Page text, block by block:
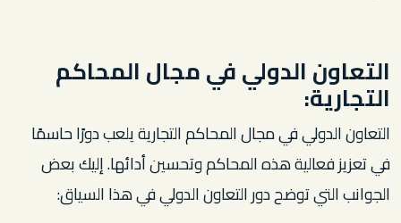
التعاون الدولي في مجال المحاكم
التجارية:
التعاون الدولي في مجال المحاكم التجارية يلعب دورًا حاسمًا
في تعزيز فعالية هذه المحاكم وتحسين أدائها. إليك بعض
الجوانب التي توضح دور التعاون الدولي في هذا السياق: